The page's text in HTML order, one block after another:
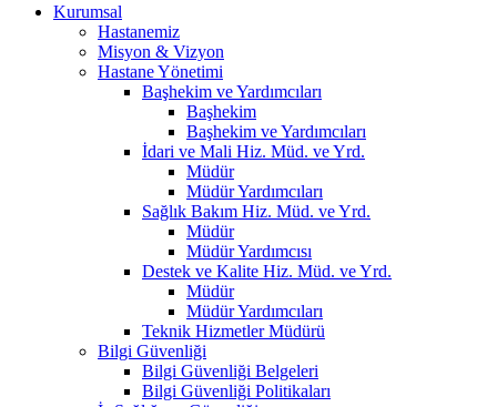
Kurumsal
Hastanemiz
Misyon & Vizyon
Hastane Yönetimi
Başhekim ve Yardımcıları
Başhekim
Başhekim ve Yardımcıları
İdari ve Mali Hiz. Müd. ve Yrd.
Müdür
Müdür Yardımcıları
Sağlık Bakım Hiz. Müd. ve Yrd.
Müdür
Müdür Yardımcısı
Destek ve Kalite Hiz. Müd. ve Yrd.
Müdür
Müdür Yardımcıları
Teknik Hizmetler Müdürü
Bilgi Güvenliği
Bilgi Güvenliği Belgeleri
Bilgi Güvenliği Politikaları